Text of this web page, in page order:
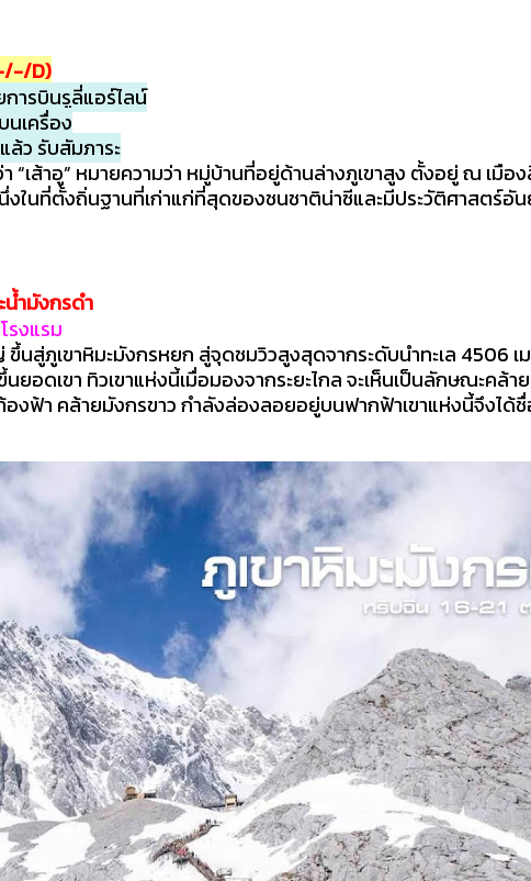
D)
ารบินรูลี่แอร์ไลน์
เครื่อง
ว รับสัมภาระ
“เส้าอู” หมายความว่า หมู่บ้านที่อยู่ด้านล่างภูเขาสูง ตั้งอยู่ ณ เมื
นที่ตั้งถิ่นฐานที่เก่าแก่ที่สุดของชนชาติน่าซีและมีประวัติศาสตร์อั
น้ำมังกรดำ
รงแรม
ขึ้นสู่ภูเขาหิมะมังกรหยก สู่จุดชมวิวสูงสุดจากระดับนำทะเล 4506
ดเขา ทิวเขาแห่งนี้เมื่อมองจากระยะไกล จะเห็นเป็นลักษณะคล้
ฟ้า คล้ายมังกรขาว กำลังล่องลอยอยู่บนฟากฟ้าเขาแห่งนี้จึงได้ชื่